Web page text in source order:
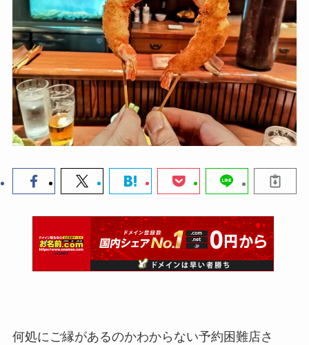
何処にご縁があるのかわからない予約困難店さ